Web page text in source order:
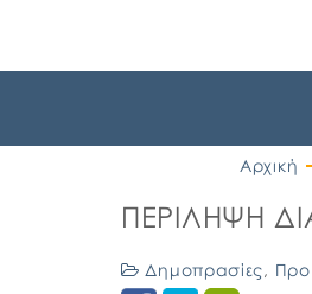
Αρχική
ΠΕΡΙΛΗΨΗ
Δημοπρασίες,